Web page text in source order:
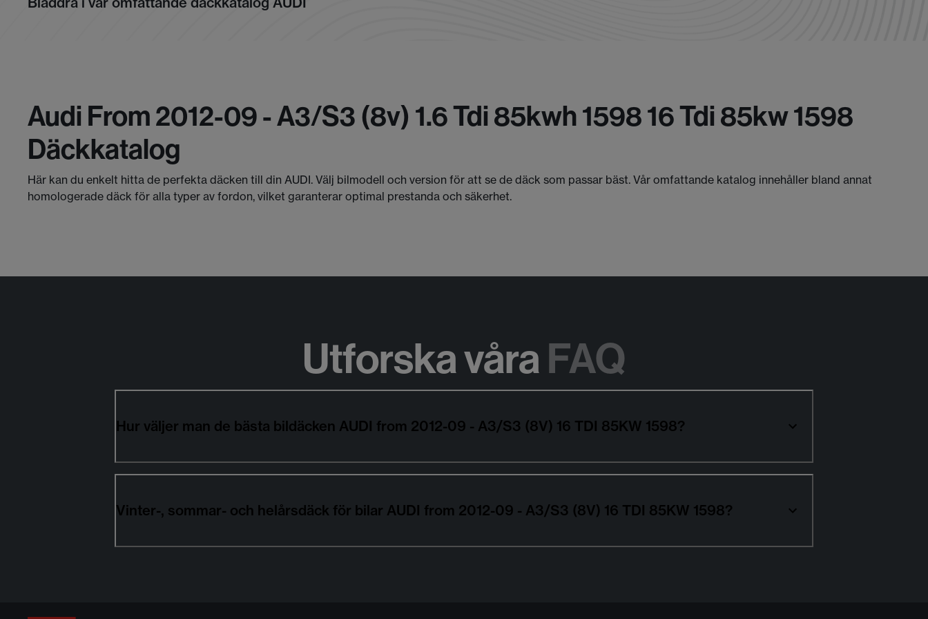
Audi From 2012-09 - A3/s3 (8v) 1.6 Tdi 85kwh 1598 16 Tdi 85kw 1598
Däckkatalog
Här kan du enkelt hitta de perfekta däcken till din AUDI. Välj bilmodell och version för att se de däck som passar bäst. Vår omfattande katalog innehåller bland annat
homologerade däck för alla typer av fordon, vilket garanterar optimal prestanda och säkerhet.
Utforska våraFAQ
Hur väljer man de bästa bildäcken AUDI from 2012-09 - A3/S3 (8V) 16 TDI 85KW 1598?
Vinter-, sommar- och helårsdäck för bilar AUDI from 2012-09 - A3/S3 (8V) 16 TDI 85KW 1598?